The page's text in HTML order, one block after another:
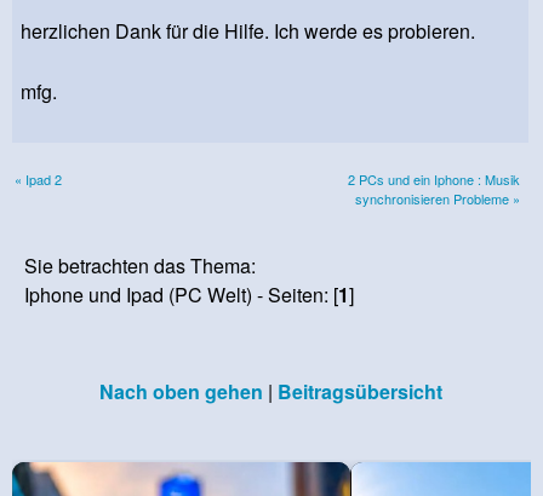
herzlichen Dank für die Hilfe. Ich werde es probieren.
mfg.
« Ipad 2
2 PCs und ein Iphone : Musik
synchronisieren Probleme »
Sie betrachten das Thema:
Iphone und Ipad (PC Welt) - Seiten: [1]
Nach oben gehen | Beitragsübersicht